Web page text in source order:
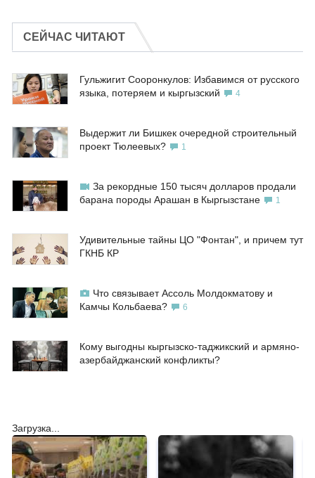
СЕЙЧАС ЧИТАЮТ
Гульжигит Сооронкулов: Избавимся от русского
языка, потеряем и кыргызский
4
Выдержит ли Бишкек очередной строительный
проект Тюлеевых?
1
За рекордные 150 тысяч долларов продали
барана породы Арашан в Кыргызстане
1
Удивительные тайны ЦО "Фонтан", и причем тут
ГКНБ КР
Что связывает Ассоль Молдокматову и
Камчы Кольбаева?
6
Кому выгодны кыргызско-таджикский и армяно-
азербайджанский конфликты?
Загрузка...